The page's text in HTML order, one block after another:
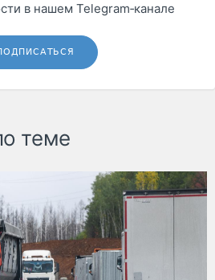
в нашем Telegram‑канале
теме